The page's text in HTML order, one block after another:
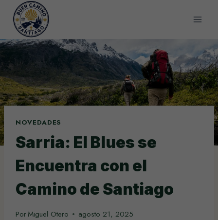
Saltar
contenido
NOVEDADES
Sarria: El Blues se
Encuentra con el
Camino de Santiago
PorMiguel Otero agosto 21, 2025